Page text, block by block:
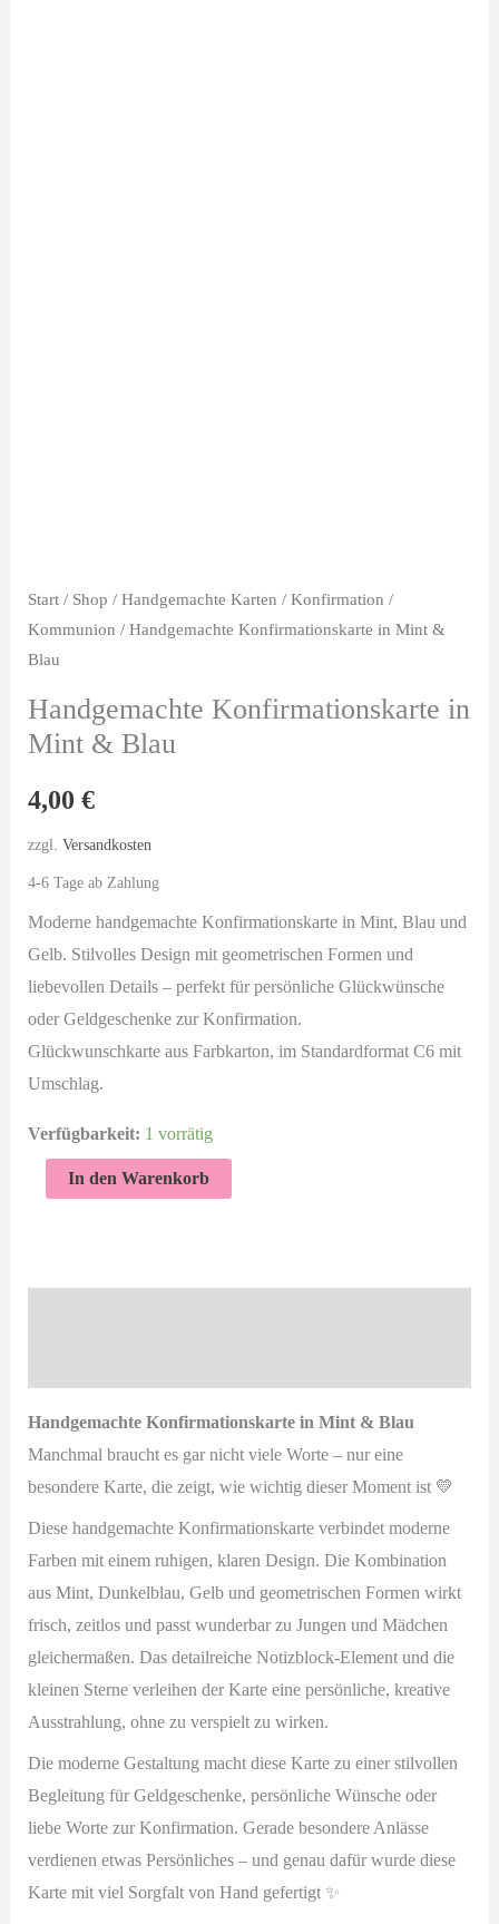
Start/ Shop / Handgemachte Karten / Konfirmation /
Kommunion / Handgemachte Konfirmationskarte in Mint &
Blau
Handgemachte Konfirmationskarte in
Mint & Blau
4,00 €
zzgl. Versandkosten
4-6 Tage ab Zahlung
Moderne handgemachte Konfirmationskarte in Mint, Blau und
Gelb. Stilvolles Design mit geometrischen Formen und
liebevollen Details – perfekt für persönliche Glückwünsche
oder Geldgeschenke zur Konfirmation.
Glückwunschkarte aus Farbkarton, im Standardformat C6 mit
Umschlag.
Verfügbarkeit: 1 vorrätig
Handgemachte
In den Warenkorb
Handgemachte Konfirmationskarte in Mint & Blau
Manchmal braucht es gar nicht viele Worte – nur eine
besondere Karte, die zeigt, wie wichtig dieser Moment ist 💛
Diese handgemachte Konfirmationskarte verbindet moderne
Farben mit einem ruhigen, klaren Design. Die Kombination
aus Mint, Dunkelblau, Gelb und geometrischen Formen wirkt
frisch, zeitlos und passt wunderbar zu Jungen und Mädchen
gleichermaßen. Das detailreiche Notizblock-Element und die
kleinen Sterne verleihen der Karte eine persönliche, kreative
Ausstrahlung, ohne zu verspielt zu wirken.
Die moderne Gestaltung macht diese Karte zu einer stilvollen
Begleitung für Geldgeschenke, persönliche Wünsche oder
liebe Worte zur Konfirmation. Gerade besondere Anlässe
verdienen etwas Persönliches – und genau dafür wurde diese
Karte mit viel Sorgfalt von Hand gefertigt ✨